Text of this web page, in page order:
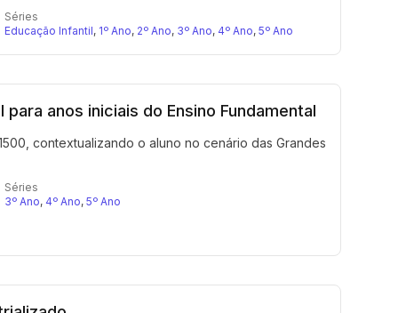
Séries
Educação Infantil, 1º Ano, 2º Ano, 3º Ano, 4º Ano, 5º Ano
anos iniciais do Ensino Fundamental
contextualizando o aluno no cenário das Grandes
Séries
3º Ano, 4º Ano, 5º Ano